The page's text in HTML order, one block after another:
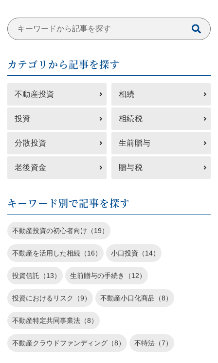
カテゴリから記事を探す
不動産投資 相続
投資 相続税
分散投資 生前贈与
老後資金 贈与税
キーワード別で記事を探す
不動産投資の初心者向け（19）
不動産を活用した相続（16） 小口投資（14）
投資信託（13） 生前贈与の手続き（12）
投資におけるリスク（9） 不動産小口化商品（8）
不動産特定共同事業法（8）
不動産クラウドファンディング（8） 不特法（7）